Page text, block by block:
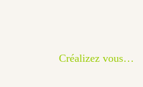
Créalizez vous…